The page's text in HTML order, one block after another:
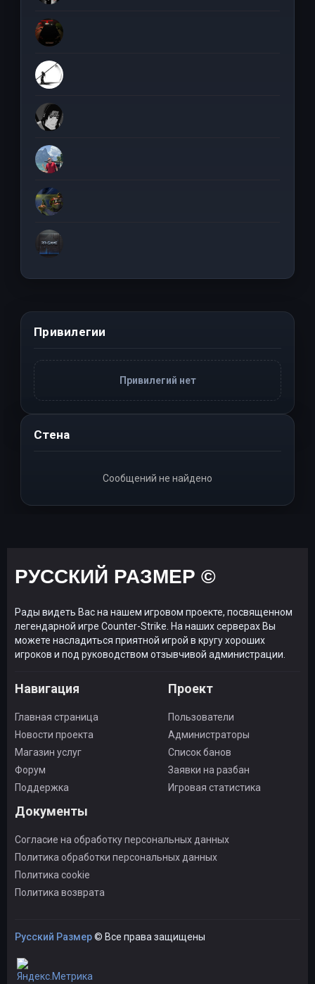
Привилегии
Привилегий нет
Стена
Сообщений не найдено
РУССКИЙ РАЗМЕР ©
Рады видеть Вас на нашем игровом проекте, посвященном
легендарной игре Counter-Strike. На наших серверах Вы
можете насладиться приятной игрой в кругу хороших
игроков и под руководством отзывчивой администрации.
Навигация
Главная страница
Новости проекта
Магазин услуг
Форум
Поддержка
Проект
Пользователи
Администраторы
Список банов
Заявки на разбан
Игровая статистика
Документы
Согласие на обработку персональных данных
Политика обработки персональных данных
Политика cookie
Политика возврата
Русский Размер© Все права защищены